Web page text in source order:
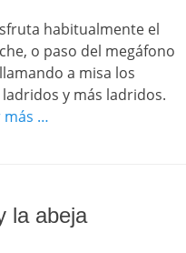
habitualmente el
o paso del megáfono
a misa los
y más ladridos.
más …
la abeja